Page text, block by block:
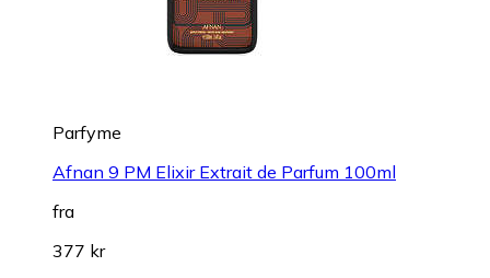
Parfyme
Afnan 9 PM Elixir Extrait de Parfum 100ml
fra
377 kr